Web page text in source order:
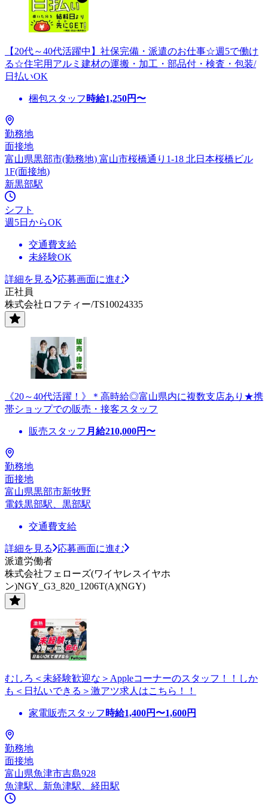
【20代～40代活躍中】社保完備・派遣のお仕事☆週5で働け
る☆住宅用アルミ建材の運搬・加工・部品付・検査・包装/
日払いOK
梱包スタッフ 時給1,250円〜
勤務地
面接地
富山県黒部市(勤務地) 富山市桜橋通り1-18 北日本桜橋ビル
1F(面接地)
新黒部駅
シフト
週5日からOK
交通費支給
未経験OK
詳細を見る
応募画面に進む
正社員
株式会社ロフティー/TS10024335
《20～40代活躍！》＊高時給◎富山県内に複数支店あり★携
帯ショップでの販売・接客スタッフ
販売スタッフ 月給210,000円〜
勤務地
面接地
富山県黒部市新牧野
電鉄黒部駅、黒部駅
交通費支給
詳細を見る
応募画面に進む
派遣労働者
株式会社フェローズ(ワイヤレスイヤホ
ン)NGY_G3_820_1206T(A)(NGY)
むしろ＜未経験歓迎な＞Appleコーナーのスタッフ！！しか
も＜日払いできる＞激アツ求人はこちら！！
家電販売スタッフ 時給1,400円〜1,600円
勤務地
面接地
富山県魚津市吉島928
魚津駅、新魚津駅、経田駅